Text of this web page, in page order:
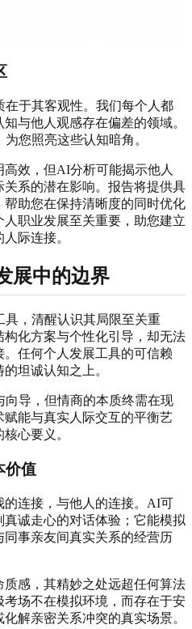
于其客观性。我们每个人都
与他人观感存在偏差的领域。
您照亮这些认知暗角。
效，但AI分析可能揭示他人
系的潜在影响。报告将提供具
助您在保持清晰度的同时优化
职业发展至关重要，助您建立
际连接。
展中的边界
，清醒认识其局限至关重
化方案与个性化引导，却无法
任何个人发展工具的可信赖
坦诚认知之上。
导，但情商的本质终需在现
能与真实人际交互的平衡艺
心要义。
价值
连接，与他人的连接。AI可
诚走心的对话体验；它能模拟
事亲友间真实关系的经营历
感，其精妙之处远超任何算法
场不在模拟环境，而存在于安
解亲密关系冲突的真实场景。